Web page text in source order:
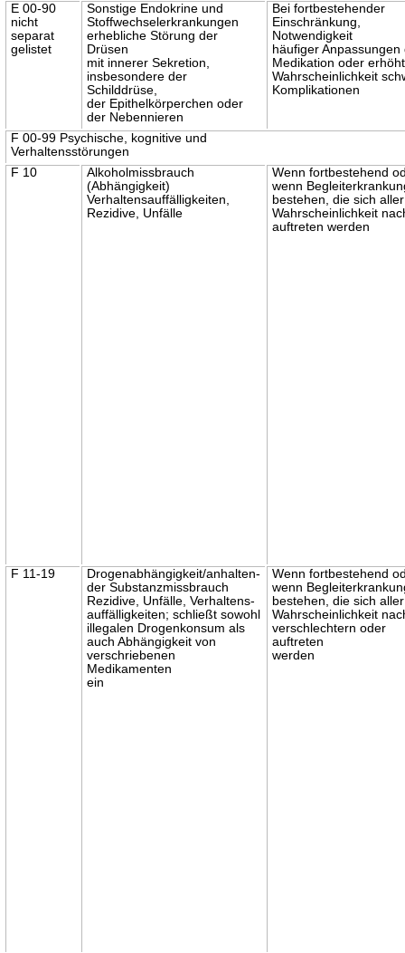
E 00-90
nicht
separat
gelistet
Sonstige Endokrine und
Stoffwechselerkrankungen
erhebliche Störung der
Drüsen
mit innerer Sekretion,
insbesondere der
Schilddrüse,
der Epithelkörperchen oder
der Nebennieren
Bei fortbestehender
Einschränkung,
Notwendigkeit
häufiger Anpassungen
Medikation oder
Wahrscheinlichkeit
Komplikationen
F 00-99 Psychische, kognitive und
Verhaltensstörungen
F 10
Alkoholmissbrauch
(Abhängigkeit)
Verhaltensauffälligkeiten,
Rezidive, Unfälle
Wenn fortbestehend
wenn
bestehen, die sich aller
Wahrscheinlichkeit
auftreten werden
F 11-19
Drogenabhängigkeit/anhalten-
der Substanzmissbrauch
Rezidive, Unfälle, Verhaltens-
auffälligkeiten; schließt sowohl
illegalen Drogenkonsum als
auch Abhängigkeit von
verschriebenen
Medikamenten
ein
Wenn fortbestehend
wenn
bestehen, die sich aller
Wahrscheinlichkeit
verschlechtern oder
auftreten
werden